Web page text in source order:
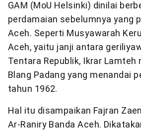
GAM (MoU Helsinki) dinilai
perdamaian sebelumnya yang
Aceh. Seperti Musyawarah
Aceh, yaitu janji antara
Tentara Republik, Ikrar Lamteh
Blang Padang yang menandai
tahun 1962.
Hal itu disampaikan Fajran
Ar-Raniry Banda Aceh.